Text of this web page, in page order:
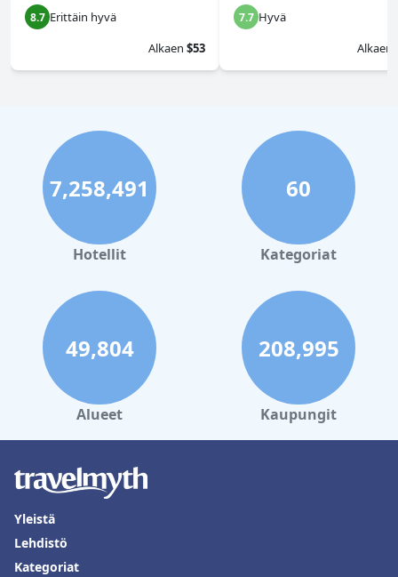
8.7 Erittäin hyvä
Alkaen $53
7.7 Hyvä
Alkaen
7,258,491
Hotellit
60
Kategoriat
49,804
Alueet
208,995
Kaupungit
Yleistä
Lehdistö
Kategoriat